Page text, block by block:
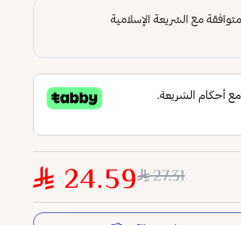
27.31
24.59